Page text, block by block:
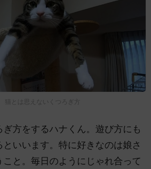
猫とは思えないくつろぎ方
方をするハナくん。遊び方にも
といいます。特に好きなのは娘さ
こと。毎日のようにじゃれ合って